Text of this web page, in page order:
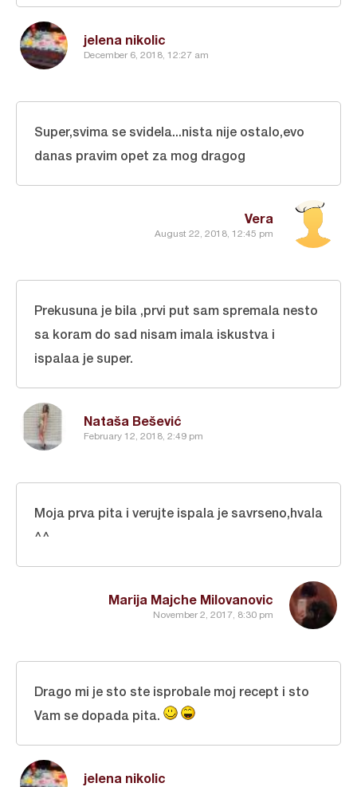
jelena nikolic
December 6, 2018, 12:27 am
Vera
August 22, 2018, 12:45 pm
Super,svima se svidela...nista nije ostalo,evo
danas pravim opet za mog dragog
Nataša Bešević
February 12, 2018, 2:49 pm
Prekusuna je bila ,prvi put sam spremala nesto
sa koram do sad nisam imala iskustva i
ispalaa je super.
Marija Majche Milovanovic
November 2, 2017, 8:30 pm
Moja prva pita i verujte ispala je savrseno,hvala
^^
jelena nikolic
Drago mi je sto ste isprobale moj recept i sto
Vam se dopada pita.